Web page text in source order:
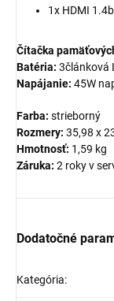
1x HDMI 1.4b
Čítačka
Batéria: 3článková
Napájanie: 45W
Farba: strieborný
Rozmery: 35,98 x
Hmotnosť: 1,59 kg
Záruka: 2 roky v
Dodatočné
Kategória: